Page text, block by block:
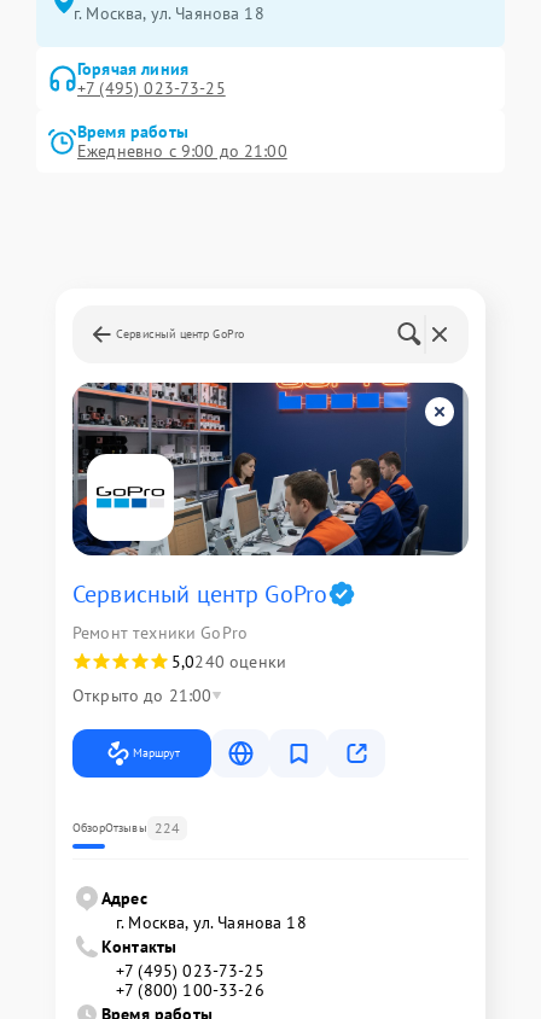
г. Москва, ул. Чаянова 18
Горячая линия
+7 (495) 023-73-25
Время работы
Ежедневно с 9:00 до 21:00
Сервисный центр GoPro
Сервисный центр GoPro
Ремонт техники GoPro
5,0240 оценки
Открыто до 21:00
Маршрут
ОбзорОтзывы 224
Адрес
г. Москва, ул. Чаянова 18
Контакты
+7 (495) 023-73-25
+7 (800) 100-33-26
Время работы